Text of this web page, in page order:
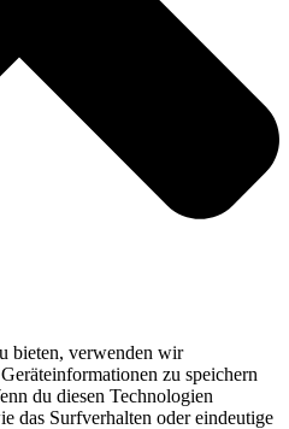
bieten, verwenden wir
zu speichern
du diesen Technologien
das Surfverhalten oder eindeutige